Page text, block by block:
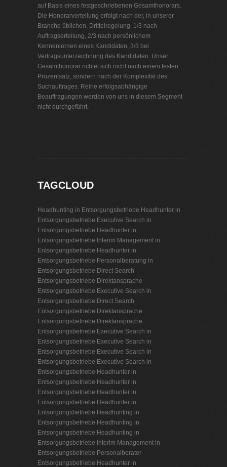
auf Basis eines festgeschriebenen Gesamthonorars.
Die Honorarverteilung erfolgt nach der, in unserer
Branche üblichen, Drittelregelung. 1/3 nach
Auftragserteilung, 2/3 nach persönlichem
Kennenlernen eines Kandidaten, 3/3 bei
Vertragsunterzeichnung des Kandidaten. Unser
Gesamthonorar richtet sich nicht nach einem festen
Prozentsatz, sondern nach der Komplexität des
Suchauftrages. Reine erfolgsabhängige
Beauftragungen werden von uns in diesem Segment
nicht durchgeführt.
TAGCLOUD
Headhunting in Entsorgungsbetriebe Headhunter in
Entsorgungsbetriebe Executive Search in
Entsorgungsbetriebe Headhunter in
Entsorgungsbetriebe Interim Management in
Entsorgungsbetriebe Headhunter in
Entsorgungsbetriebe Personalberatung in
Entsorgungsbetriebe Direct Search
Entsorgungsbetriebe Direktansprache
Entsorgungsbetriebe Executive Search in
Entsorgungsbetriebe Direct Search
Entsorgungsbetriebe Direktansprache
Entsorgungsbetriebe Direktansprache
Entsorgungsbetriebe Executive Search in
Entsorgungsbetriebe Executive Search in
Entsorgungsbetriebe Executive Search in
Entsorgungsbetriebe Executive Search in
Entsorgungsbetriebe Headhunter in
Entsorgungsbetriebe Headhunter in
Entsorgungsbetriebe Headhunter in
Entsorgungsbetriebe Headhunter in
Entsorgungsbetriebe Headhunting in
Entsorgungsbetriebe Headhunting in
Entsorgungsbetriebe Headhunting in
Entsorgungsbetriebe Interim Management in
Entsorgungsbetriebe Personalberater
Entsorgungsbetriebe Headhunter in